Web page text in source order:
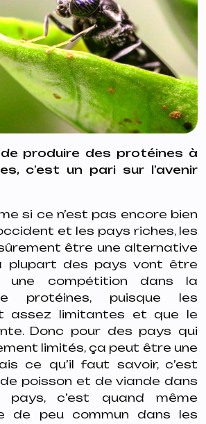
produire des protéines à
c’est un pari sur l’avenir
si ce n’est pas encore bien
et les pays riches, les
être une alternative
plupart des pays vont être
une compétition dans la
protéines, puisque les
assez limitantes et que le
Donc pour des pays qui
limités, ça peut être une
ce qu’il faut savoir, c’est
poisson et de viande dans
pays, c’est quand même
de peu commun dans les